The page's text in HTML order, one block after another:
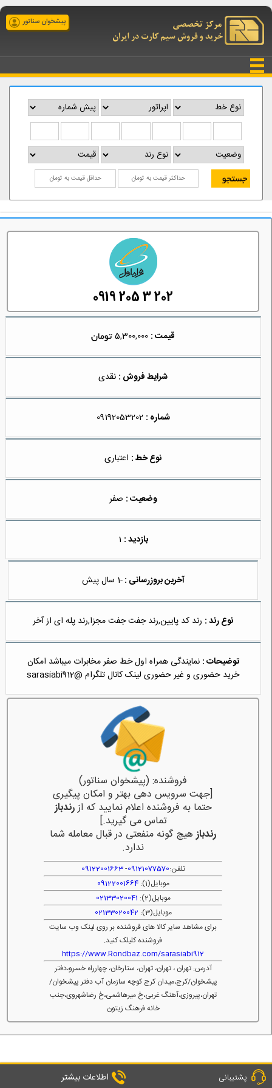
پیشخوان سناتور
0919 205 3 202
قیمت :
شرایط فروش : نقدی
شماره : 09192053202
نوع خط : اعتباری
وضعیت : صفر
بازدید :
آخرین بروزرسانی :-1 سال پیش
نوع رند : رند کد پایین,رند جفت جفت مجزا,رند پله ای از آخر
توضیحات : نمایندگی همراه اول خط صفر مخابرات میباشد امکان
خرید حضوری و غیر حضوری لینک کانال تلگرام @sarasiabi912
فروشنده: (پیشخوان سناتور)
[جهت سرویس دهی بهتر و امکان پیگیری
حتما به فروشنده اعلام نمایید که ازرندباز
تماس می گیرید.]
رندبازهیچ گونه منفعتی در قبال معامله شما
ندارد.
تلفن:09121077570
-
09122001663
موبایل(1):
09122001664
موبایل(2):
02133020041
موبایل(3):
02133020042
برای مشاهد سایر کالا های فروشنده بر روی لینک وب سایت
فروشنده کلیلک کنید.
https://www.Rondbaz.com/sarasiabi912
آدرس: تهران ، تهران، تهران، ستارخان، چهارراه خسرو،دفتر
پیشخوان/کرج،میدان کرج کوچه سازمان آب دفتر پیشخوان/
تهران،پیروزی،آهنگ غربی،خ میرهاشمی،خ رضاشهروی،جنب
خانه فرهنگ زیتون
پشتیبانی اطلاعات بیشتر